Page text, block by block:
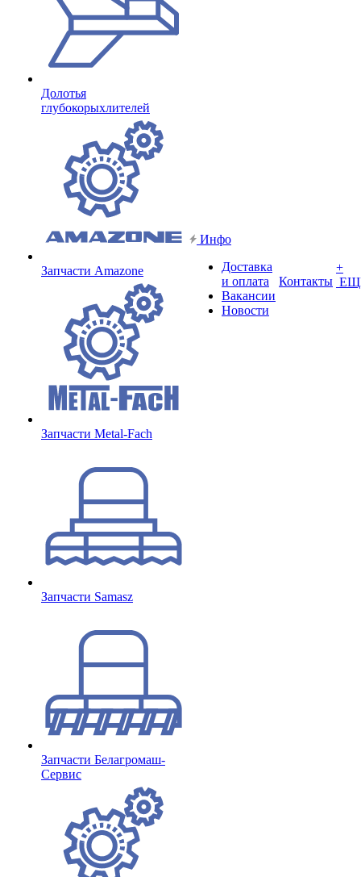
Долотья
глубокорыхлителей
Запчасти Amazone
Запчасти Metal-Fach
Запчасти Samasz
Запчасти Белагромаш-
Сервис
Инфо
Доставка
и оплата
Вакансии
Новости
Контакты
+